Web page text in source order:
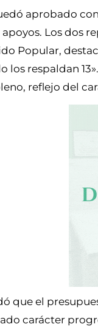
aprobado
apoyos. Los dos
Popular,
los respaldan
reflejo del
que el
carácter